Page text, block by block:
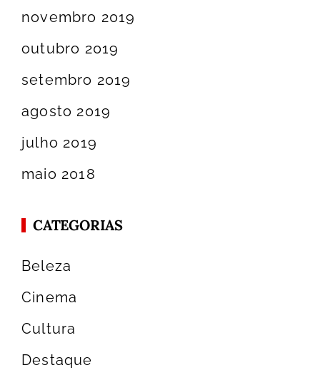
novembro 2019
outubro 2019
setembro 2019
agosto 2019
julho 2019
maio 2018
CATEGORIAS
Beleza
Cinema
Cultura
Destaque